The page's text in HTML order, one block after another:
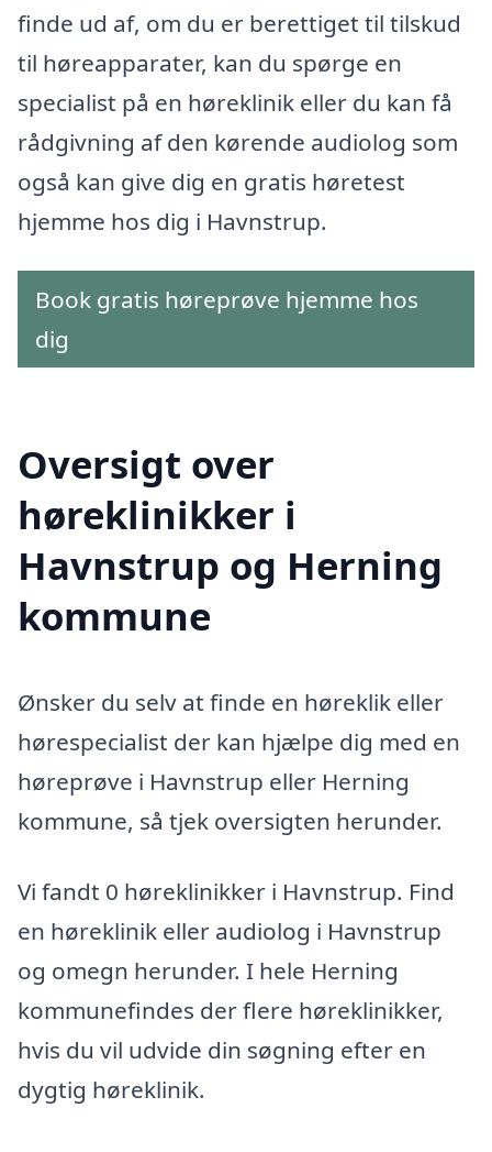
finde ud af, om du er berettiget til tilskud
til høreapparater, kan du spørge en
specialist på en høreklinik eller du kan få
rådgivning af den kørende audiolog som
også kan give dig en gratis høretest
hjemme hos dig i Havnstrup.
Book gratis høreprøve hjemme hos
dig
Oversigt over
høreklinikker i
Havnstrup og Herning
kommune
Ønsker du selv at finde en høreklik eller
hørespecialist der kan hjælpe dig med en
høreprøve i Havnstrup eller Herning
kommune, så tjek oversigten herunder.
Vi fandt 0 høreklinikker i Havnstrup. Find
en høreklinik eller audiolog i Havnstrup
og omegn herunder. I hele Herning
kommunefindes der flere høreklinikker,
hvis du vil udvide din søgning efter en
dygtig høreklinik.